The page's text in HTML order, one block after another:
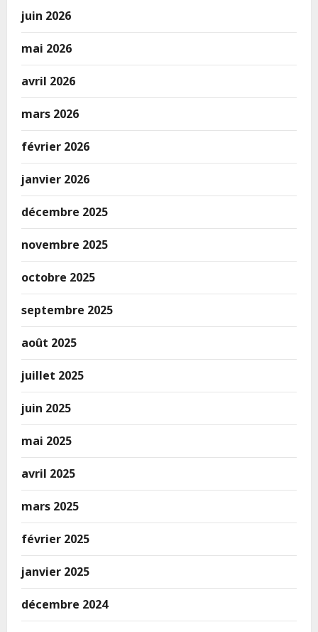
juin 2026
mai 2026
avril 2026
mars 2026
février 2026
janvier 2026
décembre 2025
novembre 2025
octobre 2025
septembre 2025
août 2025
juillet 2025
juin 2025
mai 2025
avril 2025
mars 2025
février 2025
janvier 2025
décembre 2024